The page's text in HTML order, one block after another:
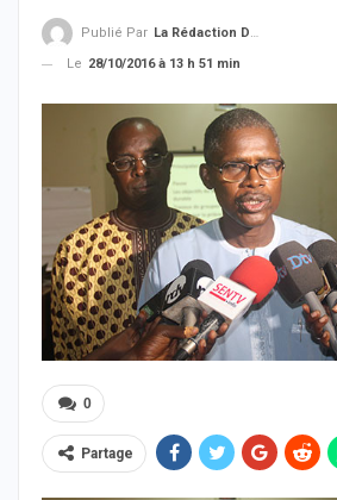
Publié Par La Rédaction De La SenTV.info
Le 28/10/2016 à 13 h 51 min
0
Partage